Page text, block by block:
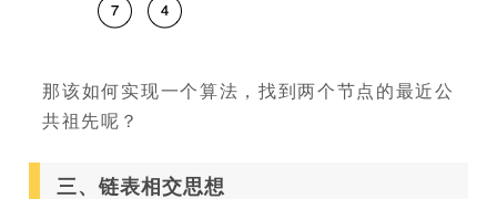
那该如何实现一个算法，找到两个节点的最近公
共祖先呢？
三、链表相交思想